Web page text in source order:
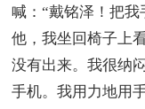
喊：“戴铭泽！把
他，我坐回椅子上
没有出来。我很纳
手机。我用力地用